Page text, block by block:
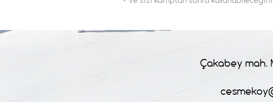
Çakabey mah.